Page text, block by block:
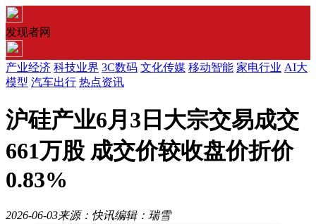
发现者网
产业经济 科技业界 3C数码 文化传媒 移动智能 家电行业 AI大
模型 汽车出行 热点资讯
沪硅产业6月3日大宗交易成交
661万股 成交价较收盘价折价
0.83%
2026-06-03来源：快讯编辑：瑞雪